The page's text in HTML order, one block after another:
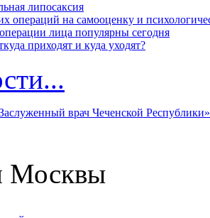
липосаксия
операций на самооценку и
лица популярны сегодня
приходят и куда уходят?
врач Чеченской Республики»
Москвы